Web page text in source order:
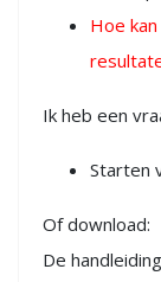
Hoe
Ik heb een
Starten
Of download:
De